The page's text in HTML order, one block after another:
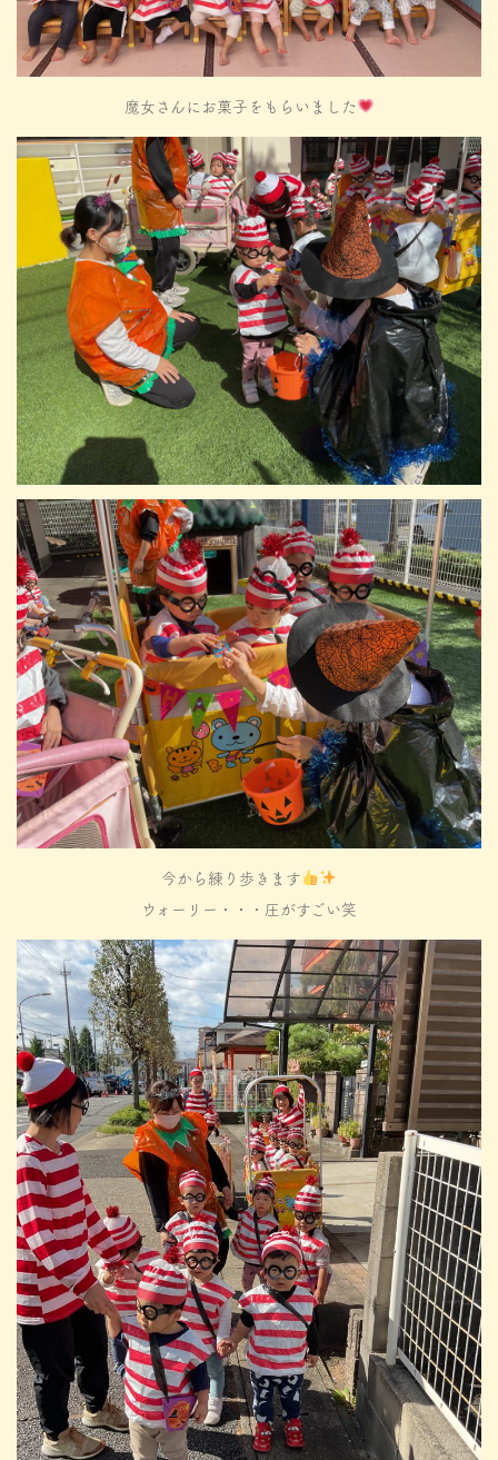
魔女さんにお菓子をもらいました
今から練り歩きます
ウォーリー・・・圧がすごい笑